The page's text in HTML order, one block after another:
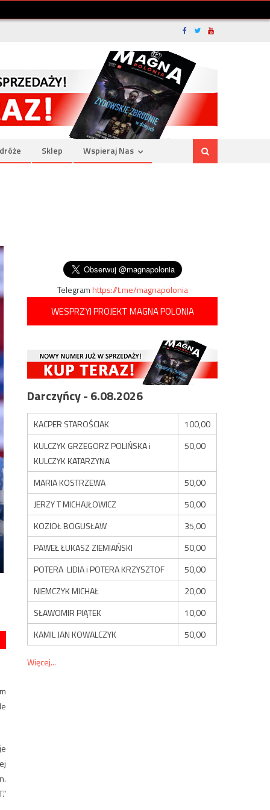
Sklep Wspieraj Nas
Telegramhttps://t.me/magnapolonia
WESPRZYJ PROJEKT MAGNA POLONIA
Darczyńcy - 6.08.2026
KACPER STAROŚCIAK
100,00
KULCZYK GRZEGORZ POLIŃSKA i
KULCZYK KATARZYNA
50,00
MARIA KOSTRZEWA
50,00
JERZY T MICHAJŁOWICZ
50,00
KOZIOŁ BOGUSŁAW
35,00
PAWEŁ ŁUKASZ ZIEMIAŃSKI
50,00
POTERA LIDIA i POTERA KRZYSZTOF
50,00
NIEMCZYK MICHAŁ
20,00
SŁAWOMIR PIĄTEK
10,00
KAMIL JAN KOWALCZYK
50,00
Więcej...